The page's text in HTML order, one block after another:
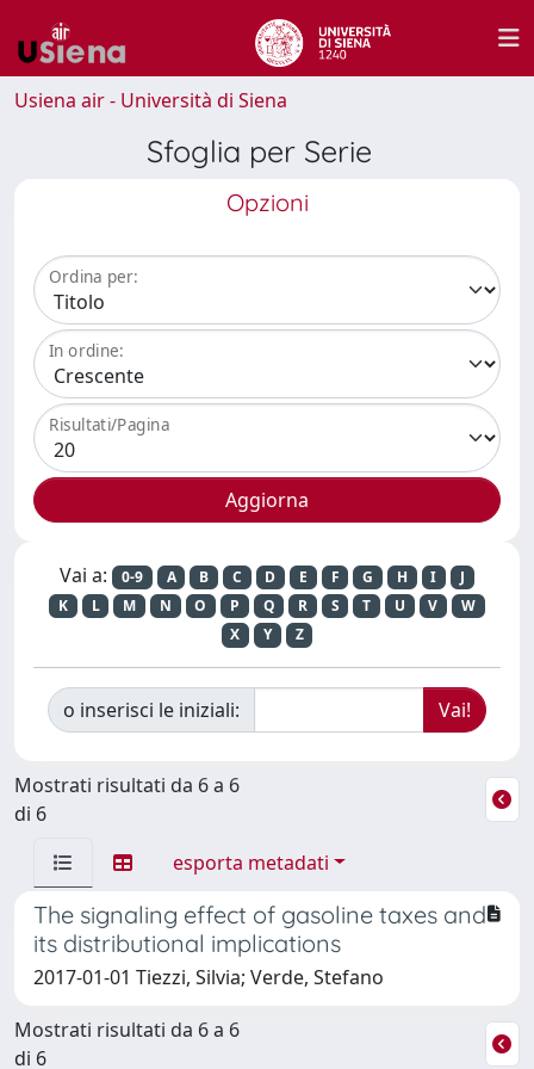
Usiena air - Università di Siena
Sfoglia per Serie
Opzioni
Ordina per:
In ordine:
Risultati/Pagina
Vai a: 0-9 A B C D E F G H I
J
K
L M N O P Q R S T U V
W
X
Y Z
o inserisci le iniziali:
Mostrati risultati da 6 a 6
di 6
esporta metadati
The signaling effect of gasoline taxes and
its distributional implications
2017-01-01 Tiezzi, Silvia; Verde, Stefano
Mostrati risultati da 6 a 6
di 6